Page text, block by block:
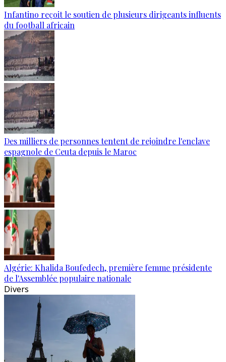
Infantino reçoit le soutien de plusieurs dirigeants influents
du football africain
Des milliers de personnes tentent de rejoindre l'enclave
espagnole de Ceuta depuis le Maroc
Algérie: Khalida Boufedech, première femme présidente
de l'Assemblée populaire nationale
Divers